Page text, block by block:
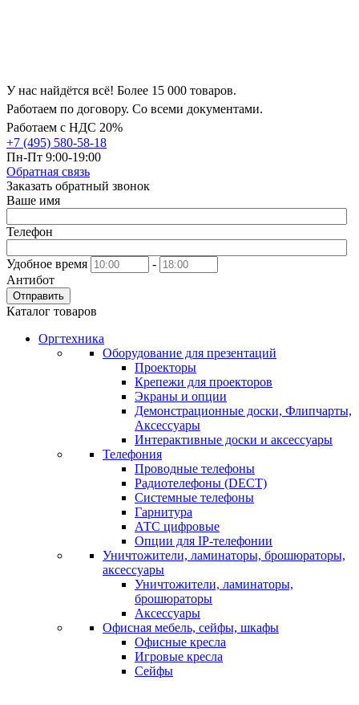
У нас найдётся всё! Более 15 000 товаров.
Работаем по договору. Со всеми документами.
Работаем с НДС 20%
+7 (495) 580-58-18
Пн-Пт 9:00-19:00
Обратная связь
Заказать обратный звонок
Ваше имя
Телефон
Удобное время
-
Антибот
Отправить
Каталог товаров
Оргтехника
Оборудование для презентаций
Проекторы
Крепежи для проекторов
Экраны и опции
Демонстрационные доски, Флипчарты,
Аксессуары
Интерактивные доски и аксессуары
Телефония
Проводные телефоны
Радиотелефоны (DECT)
Системные телефоны
Гарнитура
АТС цифровые
Опции для IP-телефонии
Уничтожители, ламинаторы, брошюраторы,
аксессуары
Уничтожители, ламинаторы,
брошюраторы
Аксессуары
Офисная мебель, сейфы, шкафы
Офисные кресла
Игровые кресла
Сейфы